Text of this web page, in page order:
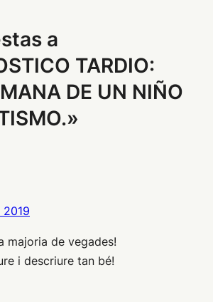
a
TARDIO:
DE UN NIÑO
majoria de vegades!
i descriure tan bé!